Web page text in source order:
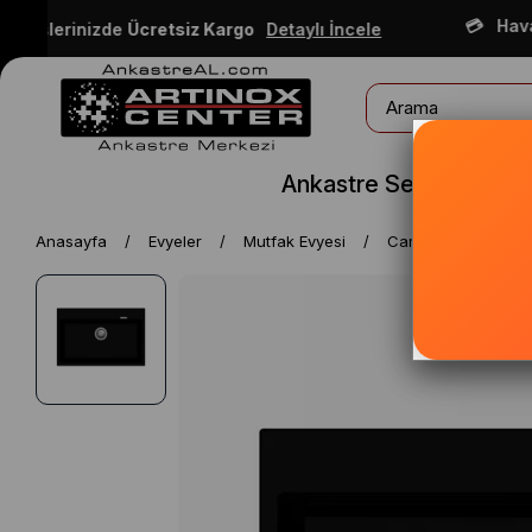
Ücretsiz Kargo Detaylı İncele Havale
Ankastre Setler
Anasayfa Evyeler Mutfak Evyesi Carysıl 780 Waltz,